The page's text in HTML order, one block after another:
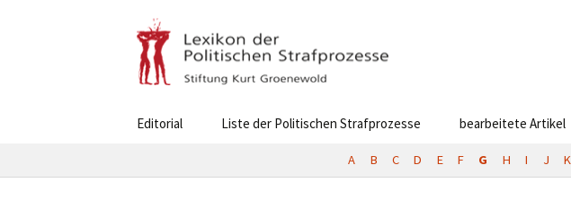
Editorial Liste der Politischen Strafprozesse bearbeitete Artikel
A B C D E F G H I J K